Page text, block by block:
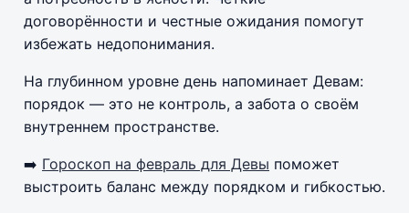
договорённости и честные ожидания помогут
избежать недопонимания.
На глубинном уровне день напоминает Девам:
порядок — это не контроль, а забота о своём
внутреннем пространстве.
➡️ Гороскоп на февраль для Девы поможет
выстроить баланс между порядком и гибкостью.